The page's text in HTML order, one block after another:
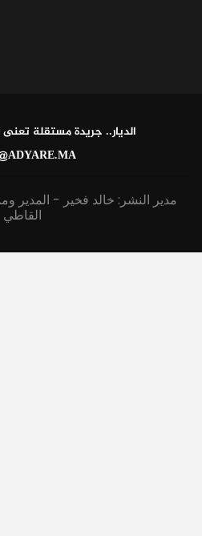
الديار.. جريدة مستقلة
مدير النشر: خالد فخير - المدير
القاطي